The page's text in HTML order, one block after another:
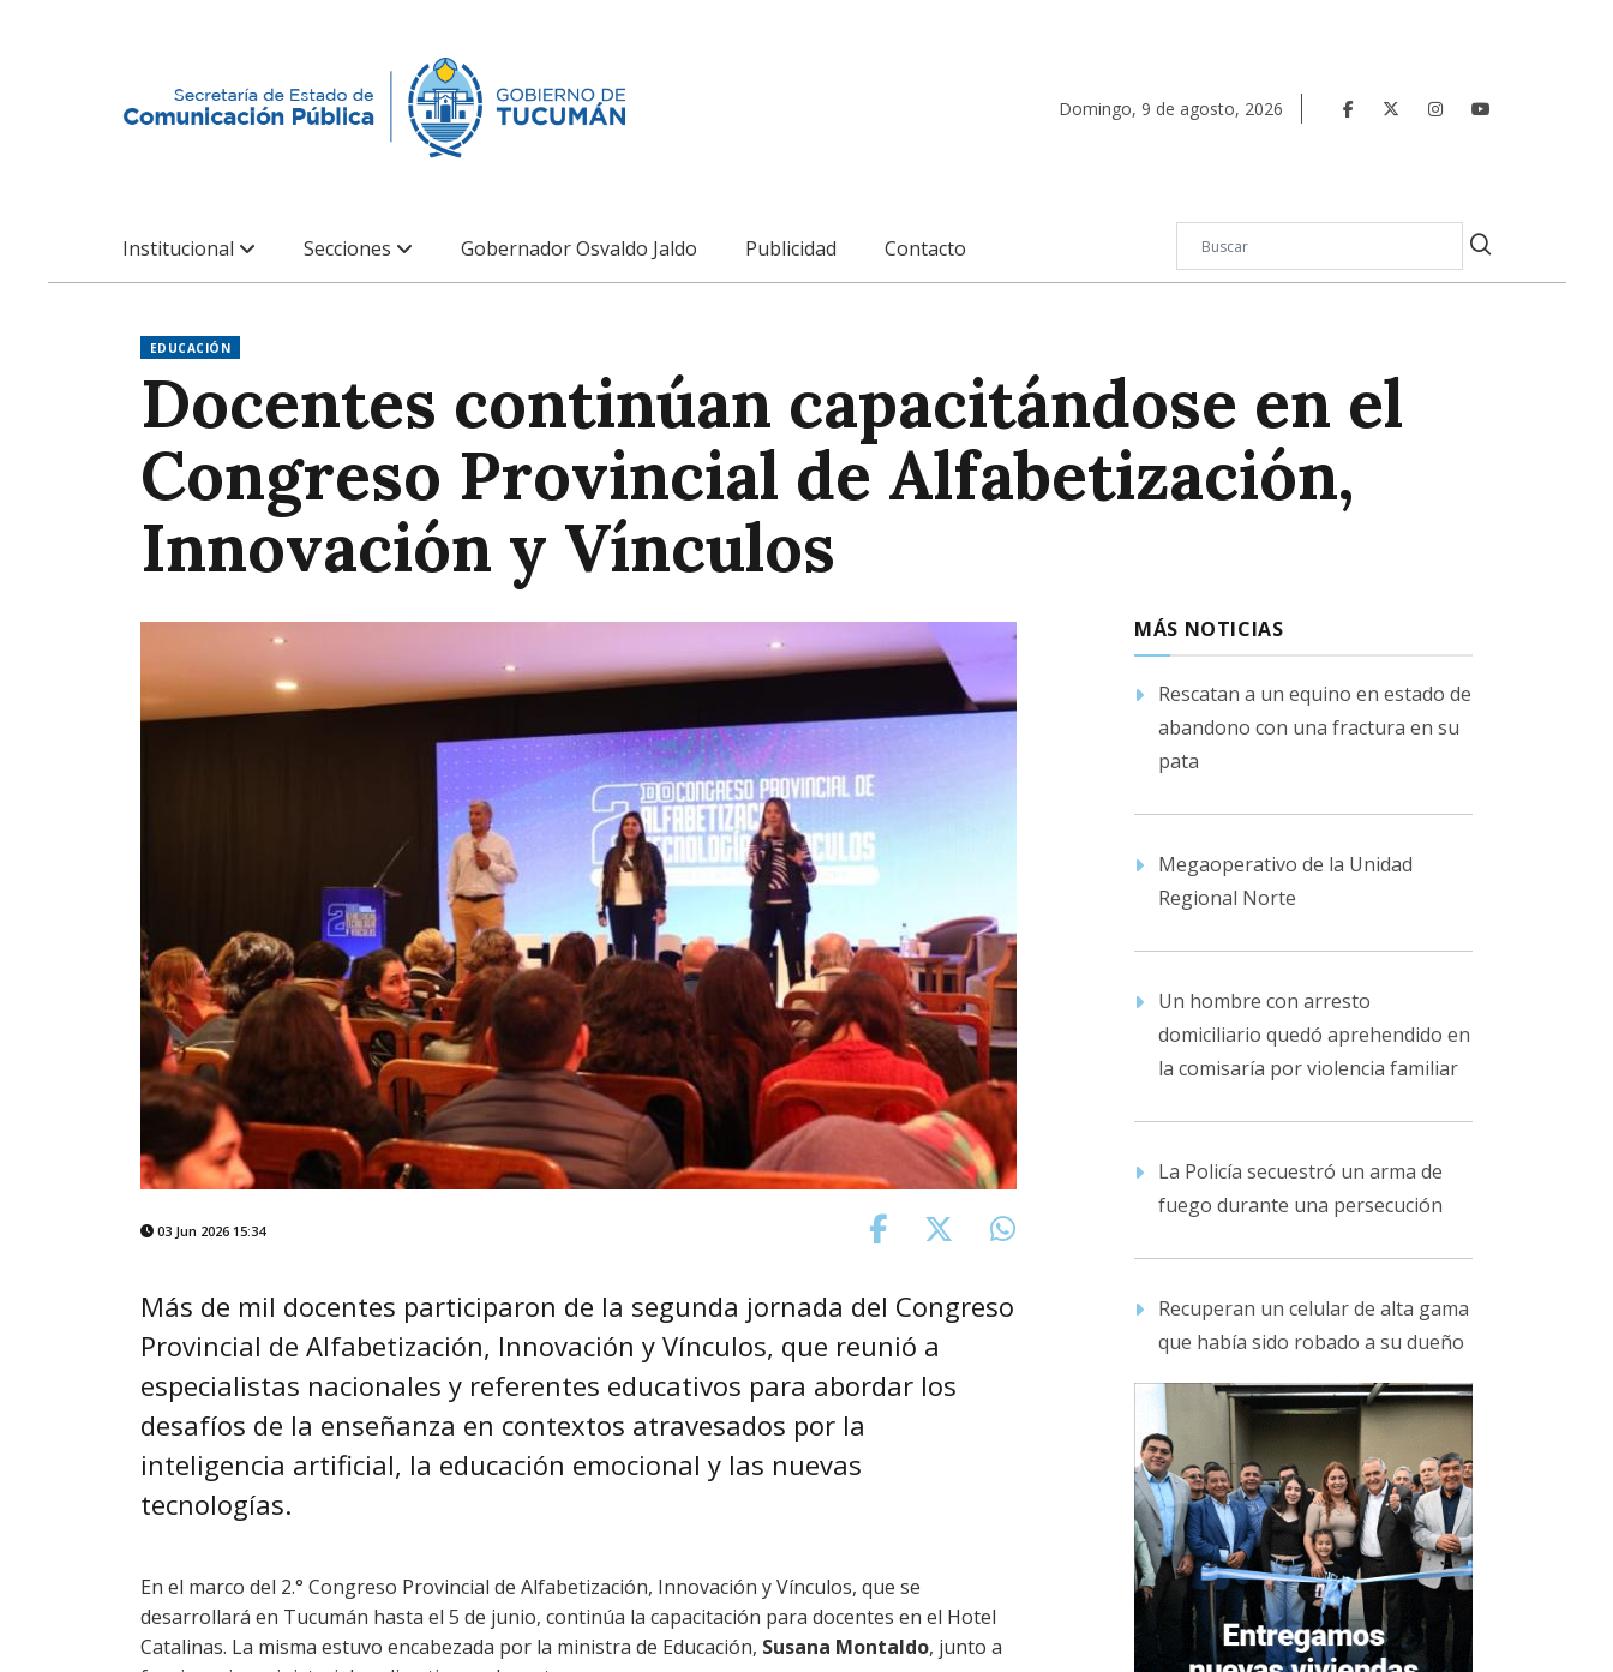
Domingo, 9 de agosto, 2026
Institucional Secciones Gobernador Osvaldo Jaldo Publicidad Contacto
EDUCACIÓN
Docentes continúan capacitándose en el
Congreso Provincial de Alfabetización,
Innovación y Vínculos
03 Jun 2026 15:34
Más de mil docentes participaron de la segunda jornada del Congreso
Provincial de Alfabetización, Innovación y Vínculos, que reunió a
especialistas nacionales y referentes educativos para abordar los
desafíos de la enseñanza en contextos atravesados por la
inteligencia artificial, la educación emocional y las nuevas
tecnologías.
En el marco del 2.° Congreso Provincial de Alfabetización, Innovación y Vínculos, que se
desarrollará en Tucumán hasta el 5 de junio, continúa la capacitación para docentes en el Hotel
Catalinas. La misma estuvo encabezada por la ministra de Educación, Susana Montaldo, junto a
MÁS NOTICIAS
Rescatan a un equino en estado de
abandono con una fractura en su
pata
Megaoperativo de la Unidad
Regional Norte
Un hombre con arresto
domiciliario quedó aprehendido en
la comisaría por violencia familiar
La Policía secuestró un arma de
fuego durante una persecución
Recuperan un celular de alta gama
que había sido robado a su dueño